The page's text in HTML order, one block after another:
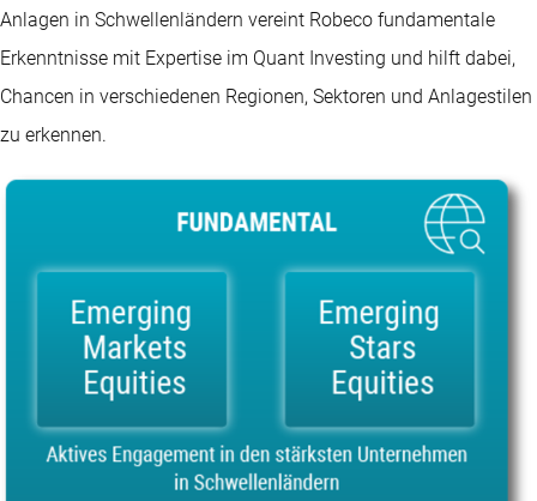
Anlagen in Schwellenländern vereint Robeco fundamentale
Erkenntnisse mit Expertise im Quant Investing und hilft dabei,
Chancen in verschiedenen Regionen, Sektoren und Anlagestilen
zu erkennen.